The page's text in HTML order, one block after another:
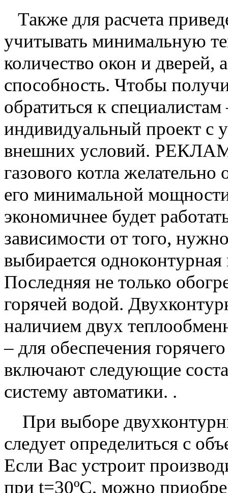
Также для расчета
учитывать минимальную
количество окон и
способность. Чтобы
обратиться к
индивидуальный проект с
внешних условий.
газового котла
его минимальной
экономичнее будет
зависимости от того,
выбирается
Последняя не только
горячей водой.
наличием двух
– для обеспечения
включают следующие
систему автоматики. .
При выборе
следует определиться с
Если Вас устроит
при t=30ºC, можно